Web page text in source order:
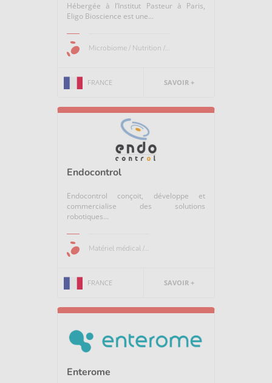
Hébergée à l’Institut Pasteur à Paris,
Eligo Bioscience est une...
Microbiome / Nutrition /...
FRANCE SAVOIR +
Endocontrol
Endocontrol conçoit, développe et
commercialise des solutions
robotiques...
Matériel médical /...
FRANCE SAVOIR +
Enterome